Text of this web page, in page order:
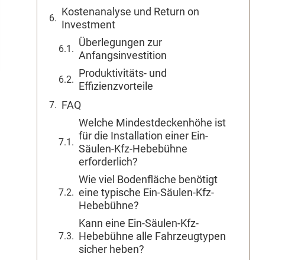
Kostenanalyse und Return on
Investment
Überlegungen zur
Anfangsinvestition
Produktivitäts- und
Effizienzvorteile
FAQ
Welche Mindestdeckenhöhe ist
für die Installation einer Ein-
Säulen-Kfz-Hebebühne
erforderlich?
Wie viel Bodenfläche benötigt
eine typische Ein-Säulen-Kfz-
Hebebühne?
Kann eine Ein-Säulen-Kfz-
Hebebühne alle Fahrzeugtypen
sicher heben?